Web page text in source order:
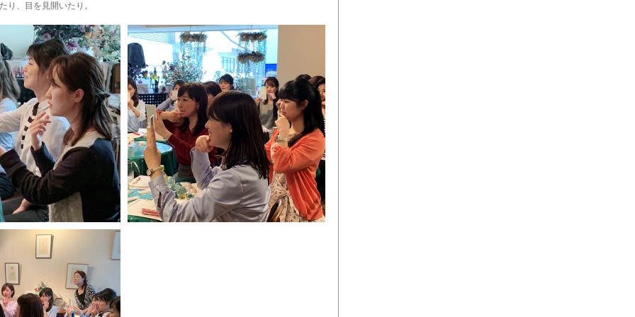
り、目を見開いたり。